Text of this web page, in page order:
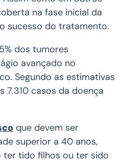
na fase inicial da
sucesso do tratamento.
dos tumores
avançado no
Segundo as estimativas
7.310 casos da doença
que devem ser
superior a 40 anos,
ter tido filhos ou ter sido